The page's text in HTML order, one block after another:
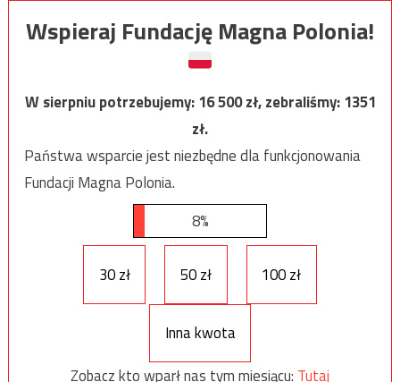
Wspieraj Fundację Magna Polonia!
W sierpniu potrzebujemy:16 500zł, zebraliśmy:1351
zł.
Państwa wsparcie jest niezbędne dla funkcjonowania
Fundacji Magna Polonia.
8%
30 zł 50 zł 100 zł
Inna kwota
Zobacz kto wparł nas tym miesiącu: Tutaj